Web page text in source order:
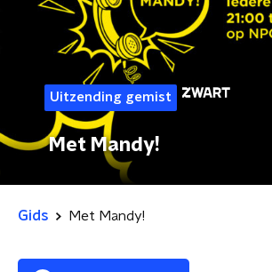
Uitzending gemist
Met Mandy!
Gids Met Mandy!